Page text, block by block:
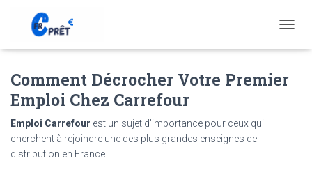
O
G
L
Comment Décrocher Votre Premier
Emploi Chez Carrefour
Emploi Carrefour est un sujet d’importance pour ceux qui
cherchent à rejoindre une des plus grandes enseignes de
distribution en France.